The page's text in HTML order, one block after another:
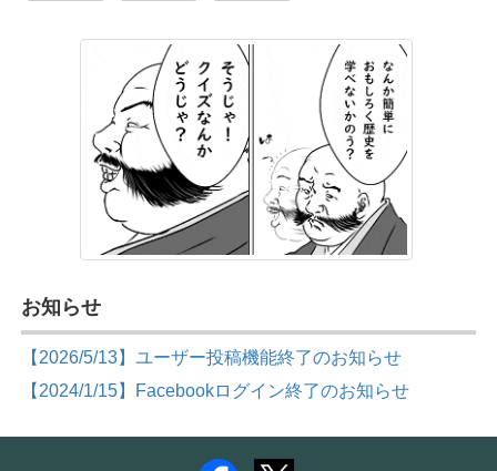
お知らせ
【2026/5/13】ユーザー投稿機能終了のお知らせ
【2024/1/15】Facebookログイン終了のお知らせ